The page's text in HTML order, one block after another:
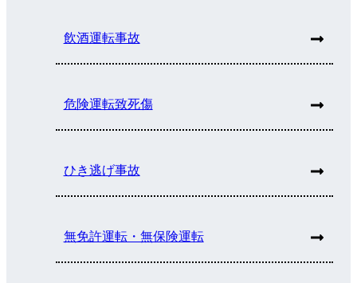
飲酒運転事故
危険運転致死傷
ひき逃げ事故
無免許運転・無保険運転